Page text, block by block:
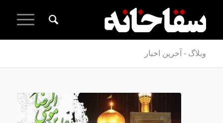
وبلاگ - آخرین اخبار